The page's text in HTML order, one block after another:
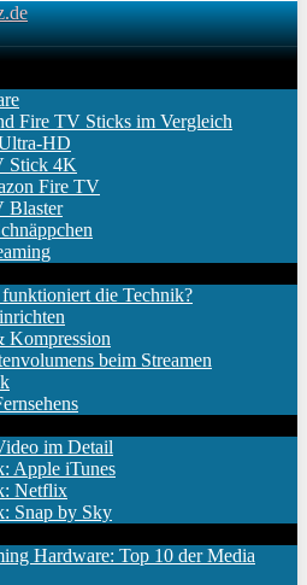
Fire TV Sticks im Vergleich
HD
Stick 4K
Fire TV
Blaster
die Technik?
Kompression
beim Streamen
im Detail
Apple iTunes
Netflix
Snap by Sky
Hardware: Top 10 der Media